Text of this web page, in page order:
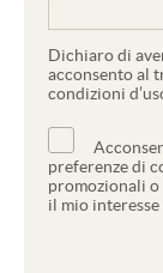
Dichiaro di
acconsento al
condizioni
preferenze di
promozionali
il mio interesse